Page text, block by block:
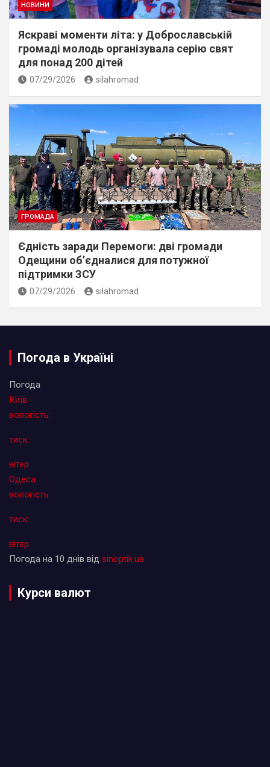
НОВИНИ
Яскраві моменти літа: у Доброславській
громаді молодь організувала серію свят
для понад 200 дітей
07/29/2026 silahromad
ГРОМАДА
Єдність заради Перемоги: дві громади
Одещини об’єдналися для потужної
підтримки ЗСУ
07/29/2026 silahromad
Погода в Україні
Погода
Київ
вологість:
тиск:
вітер:
Одеса
вологість:
тиск:
вітер:
Погода на 10 днів від sinoptik.ua
Курси валют